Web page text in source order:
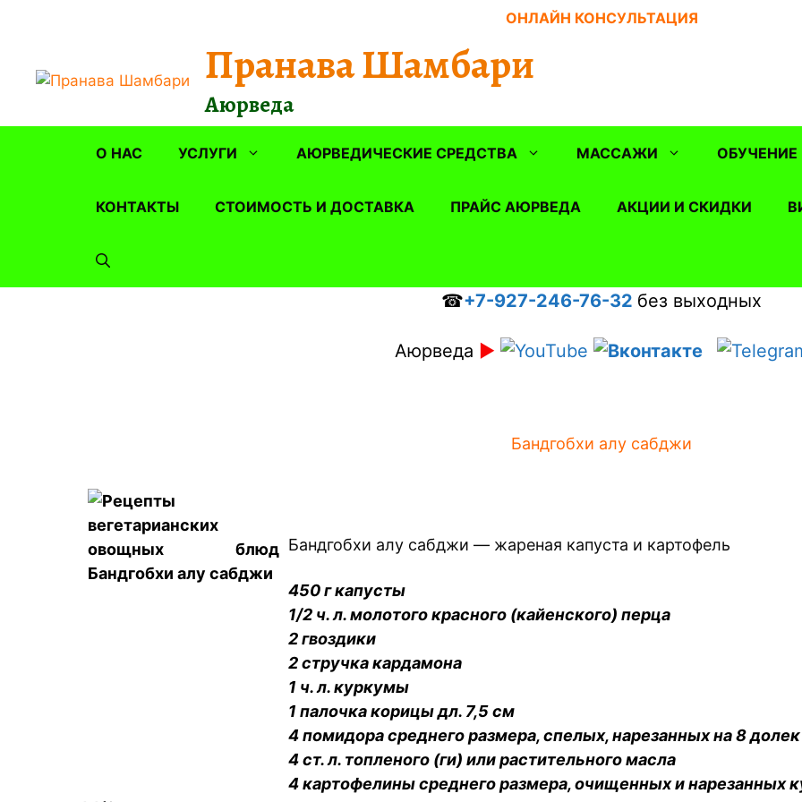
ОНЛАЙН КОНСУЛЬТАЦИЯ
Пранава Шамбари
Аюрведа
О НАС УСЛУГИ АЮРВЕДИЧЕСКИЕ СРЕДСТВА МАССАЖИ ОБУЧЕНИЕ
КОНТАКТЫ СТОИМОСТЬ И ДОСТАВКА ПРАЙС АЮРВЕДА АКЦИИ И СКИДКИ
☎+7-927-246-76-32 без выходных
Аюрведа ►
Бандгобхи алу сабджи
Бандгобхи алу сабджи — жареная капуста и картофель
450 г капусты
1/2 ч. л. молотого красного (кайенского) перца
2 гвоздики
2 стручка кардамона
1 ч. л. куркумы
1 палочка корицы дл. 7,5 см
4 помидора среднего размера, спелых, нарезанных на 8 долек
4 ст. л. топленого (ги) или растительного масла
4 картофелины среднего размера, очищенных и нарезанных